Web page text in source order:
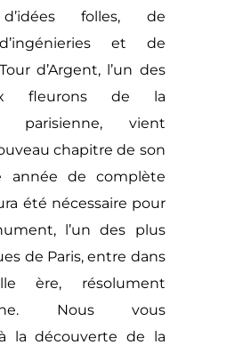
d’idées folles, de
et de
d’Argent, l’un des
fleurons de la
parisienne, vient
chapitre de son
année de complète
été nécessaire pour
l’un des plus
de Paris, entre dans
ère, résolument
Nous vous
la découverte de la